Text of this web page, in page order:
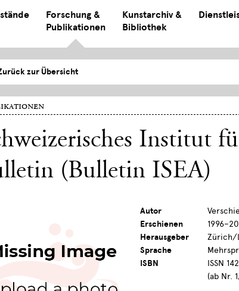
Forschung &
Publikationen
Kunstarchiv &
Bibliothek
zur Übersicht
Institut
(Bulletin ISEA)
Autor
Erschienen
Herausgeber
Zürich/
Sprache
ISBN
ISSN
(ab Nr.